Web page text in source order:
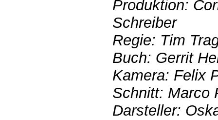
Produktion:
Schreiber
Regie: Tim
Buch: Gerrit
Kamera: Felix
Schnitt: Marco
Darsteller: